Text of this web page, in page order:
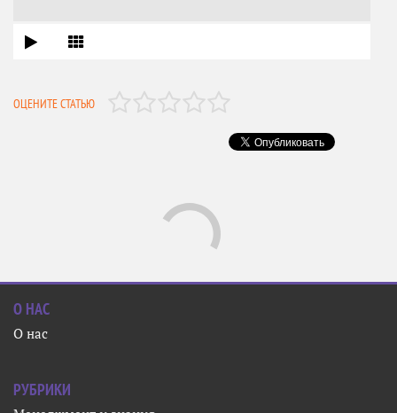
ОЦЕНИТЕ СТАТЬЮ
Добавить комментарий
Новые
Никто ещё не оставил комментариев, станьте первым.